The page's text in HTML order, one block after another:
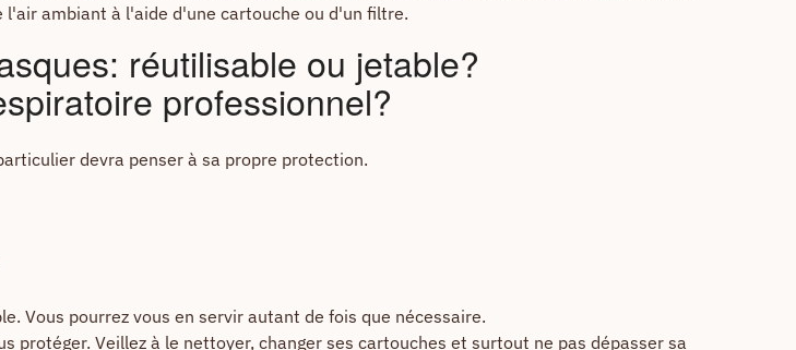
ambiant à l'aide d'une cartouche ou d'un filtre.
réutilisable ou jetable?
professionnel?
devra penser à sa propre protection.
Vous pourrez vous en servir autant de fois que nécessaire.
Veillez à le nettoyer, changer ses cartouches et surtout ne pas dépasser sa